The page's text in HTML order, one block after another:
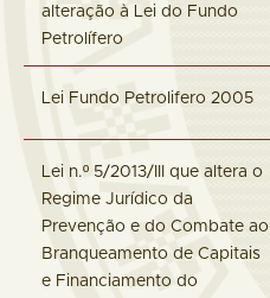
alteração à Lei do Fundo
Petrolífero
Lei Fundo Petrolifero 2005
Lei n.º 5/2013/III que altera o
Regime Jurídico da
Prevenção e do Combate ao
Branqueamento de Capitais
e Financiamento do